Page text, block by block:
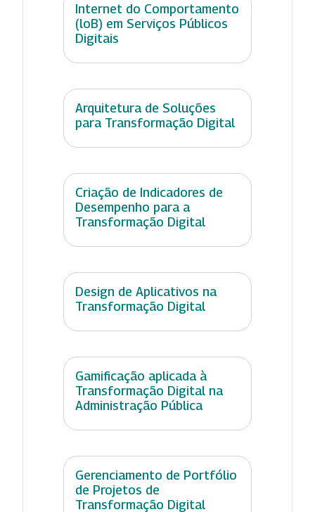
Internet do Comportamento
(loB) em Serviços Públicos
Digitais
Arquitetura de Soluções
para Transformação Digital
Criação de Indicadores de
Desempenho para a
Transformação Digital
Design de Aplicativos na
Transformação Digital
Gamificação aplicada à
Transformação Digital na
Administração Pública
Gerenciamento de Portfólio
de Projetos de
Transformação Digital